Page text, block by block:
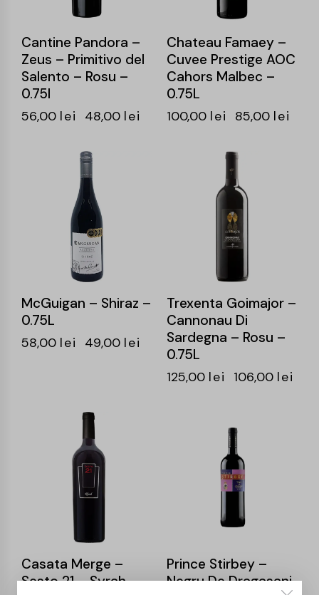
Cantine Pandora –
Zeus – Primitivo del
Salento – Rosu –
0.75l
56,00 lei 48,00 lei
Chateau Famaey –
Cuvee Prestige AOC
Cahors Malbec –
0.75L
100,00 lei 85,00 lei
McGuigan – Shiraz –
0.75L
58,00 lei 49,00 lei
Trexenta Goimajor –
Cannonau Di
Sardegna – Rosu –
0.75L
125,00 lei 106,00 lei
Casata Merge –
Sesto 21 – Syrah –
Prince Stirbey –
Negru De Dragasani